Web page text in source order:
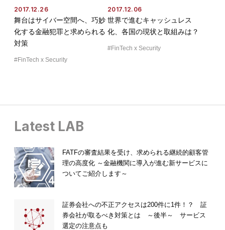
2017.12.26
舞台はサイバー空間へ、巧妙
化する金融犯罪と求められる
対策
FinTech x Security
2017.12.06
世界で進むキャッシュレス
化、各国の現状と取組みは？
FinTech x Security
Latest LAB
FATFの審査結果を受け、求められる継続的顧客管
理の高度化 ～金融機関に導入が進む新サービスに
ついてご紹介します～
証券会社への不正アクセスは200件に1件！？ 証
券会社が取るべき対策とは ～後半～ サービス
選定の注意点も